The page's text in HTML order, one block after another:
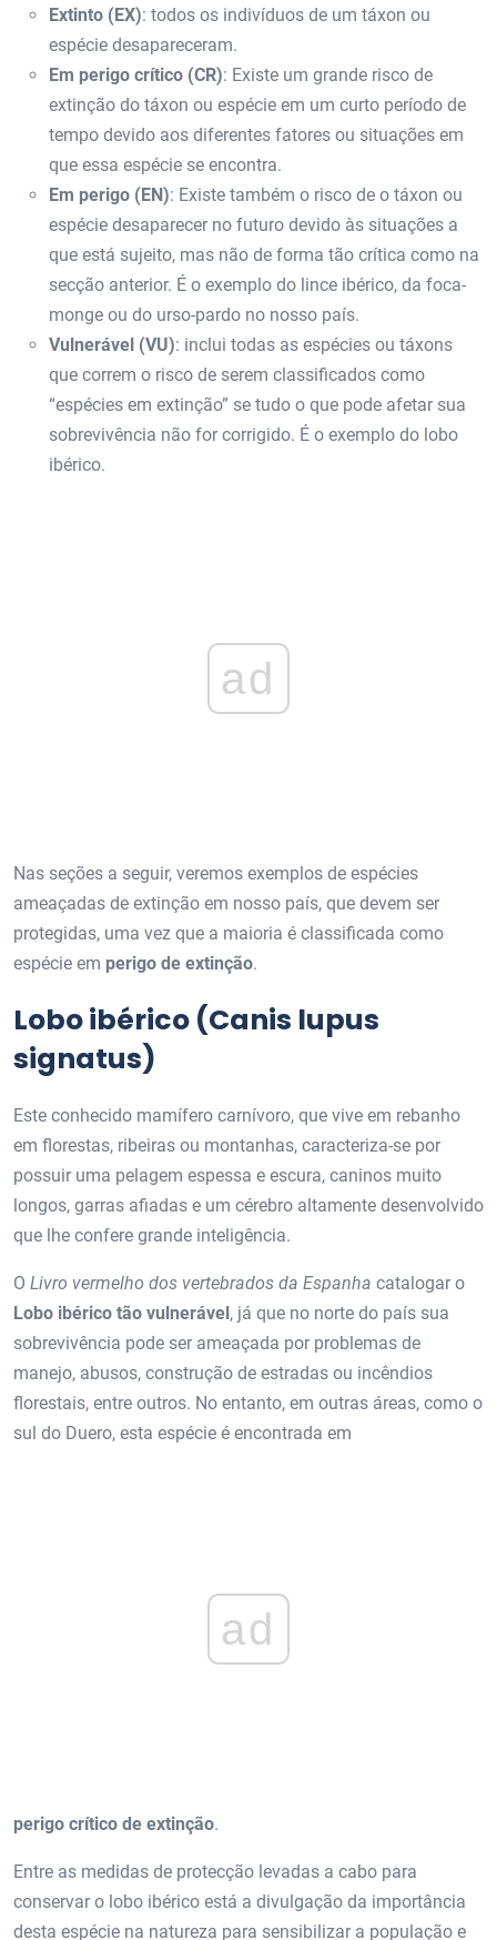
Extinto (EX): todos os indivíduos de um táxon ou
espécie desapareceram.
Em perigo crítico (CR): Existe um grande risco de
extinção do táxon ou espécie em um curto período de
tempo devido aos diferentes fatores ou situações em
que essa espécie se encontra.
Em perigo (EN): Existe também o risco de o táxon ou
espécie desaparecer no futuro devido às situações a
que está sujeito, mas não de forma tão crítica como na
secção anterior. É o exemplo do lince ibérico, da foca-
monge ou do urso-pardo no nosso país.
Vulnerável (VU): inclui todas as espécies ou táxons
que correm o risco de serem classificados como
“espécies em extinção” se tudo o que pode afetar sua
sobrevivência não for corrigido. É o exemplo do lobo
ibérico.
ad
Nas seções a seguir, veremos exemplos de espécies
ameaçadas de extinção em nosso país, que devem ser
protegidas, uma vez que a maioria é classificada como
espécie em perigo de extinção.
Lobo ibérico (Canis lupus
signatus)
Este conhecido mamífero carnívoro, que vive em rebanho
em florestas, ribeiras ou montanhas, caracteriza-se por
possuir uma pelagem espessa e escura, caninos muito
longos, garras afiadas e um cérebro altamente desenvolvido
que lhe confere grande inteligência.
O Livro vermelho dos vertebrados da Espanha catalogar o
Lobo ibérico tão vulnerável , já que no norte do país sua
sobrevivência pode ser ameaçada por problemas de
manejo, abusos, construção de estradas ou incêndios
florestais, entre outros. No entanto, em outras áreas, como o
sul do Duero, esta espécie é encontrada em
ad
perigo crítico de extinção.
Entre as medidas de protecção levadas a cabo para
conservar o lobo ibérico está a divulgação da importância
desta espécie na natureza para sensibilizar a população e